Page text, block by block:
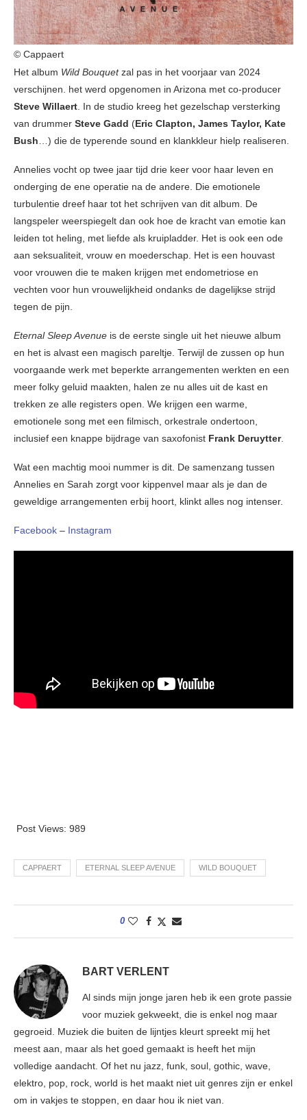
© Cappaert
Het album Wild Bouquetzal pas in het voorjaar van 2024
verschijnen. het werd opgenomen in Arizona met co-producer
Steve Willaert. In de studio kreeg het gezelschap versterking
van drummer Steve Gadd (Eric Clapton, James Taylor, Kate
Bush…) die de typerende sound en klankkleur hielp realiseren.
Annelies vocht op twee jaar tijd drie keer voor haar leven en
onderging de ene operatie na de andere. Die emotionele
turbulentie dreef haar tot het schrijven van dit album. De
langspeler weerspiegelt dan ook hoe de kracht van emotie kan
leiden tot heling, met liefde als kruipladder. Het is ook een ode
aan seksualiteit, vrouw en moederschap. Het is een houvast
voor vrouwen die te maken krijgen met endometriose en
vechten voor hun vrouwelijkheid ondanks de dagelijkse strijd
tegen de pijn.
Eternal Sleep Avenue is de eerste single uit het nieuwe album
en het is alvast een magisch pareltje. Terwijl de zussen op hun
voorgaande werk met beperkte arrangementen werkten en een
meer folky geluid maakten, halen ze nu alles uit de kast en
trekken ze alle registers open. We krijgen een warme,
emotionele song met een filmisch, orkestrale ondertoon,
inclusief een knappe bijdrage van saxofonist Frank Deruytter.
Wat een machtig mooi nummer is dit. De samenzang tussen
Annelies en Sarah zorgt voor kippenvel maar als je dan de
geweldige arrangementen erbij hoort, klinkt alles nog intenser.
Facebook – Instagram
Post Views: 989
CAPPAERT ETERNAL SLEEP AVENUE WILD BOUQUET
0
BART VERLENT
Al sinds mijn jonge jaren heb ik een grote passie
voor muziek gekweekt, die is enkel nog maar
gegroeid. Muziek die buiten de lijntjes kleurt spreekt mij het
meest aan, maar als het goed gemaakt is heeft het mijn
volledige aandacht. Of het nu jazz, funk, soul, gothic, wave,
elektro, pop, rock, world is het maakt niet uit genres zijn er enkel
om in vakjes te stoppen, en daar hou ik niet van.